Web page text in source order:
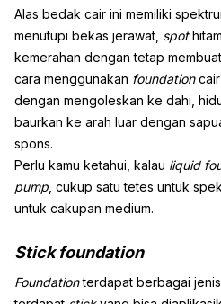
Alas bedak cair ini memiliki
menutupi bekas jerawat, spot
kemerahan dengan tetap
cara menggunakan foundationcair
dengan mengoleskan ke dahi,
baurkan ke arah luar dengan
spons.
Perlu kamu ketahui, kalau liquid
pump , cukup satu tetes untuk
untuk cakupan medium.
Stick foundation
Foundationterdapat berbagai